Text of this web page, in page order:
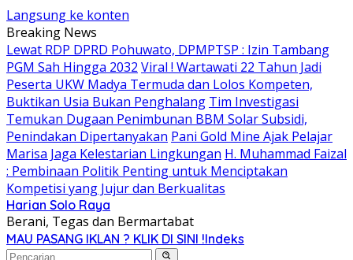
Langsung ke konten
Breaking News
Lewat RDP DPRD Pohuwato, DPMPTSP : Izin Tambang
PGM Sah Hingga 2032 Viral ! Wartawati 22 Tahun Jadi
Peserta UKW Madya Termuda dan Lolos Kompeten,
Buktikan Usia Bukan Penghalang Tim Investigasi
Temukan Dugaan Penimbunan BBM Solar Subsidi,
Penindakan Dipertanyakan Pani Gold Mine Ajak Pelajar
Marisa Jaga Kelestarian Lingkungan H. Muhammad Faizal
: Pembinaan Politik Penting untuk Menciptakan
Kompetisi yang Jujur dan Berkualitas
Harian Solo Raya
Berani, Tegas dan Bermartabat
MAU PASANG IKLAN ? KLIK DI SINI !Indeks